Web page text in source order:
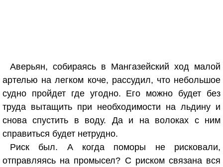
Аверьян, собираясь в Мангазейский ход малой
артелью на легком коче, рассудил, что небольшое
судно пройдет где угодно. Его можно будет без
труда вытащить при необходимости на льдину и
снова спустить в воду. Да и на волоках с ним
справиться будет нетрудно.
Риск был. А когда поморы не рисковали,
отправляясь на промысел? С риском связана вся